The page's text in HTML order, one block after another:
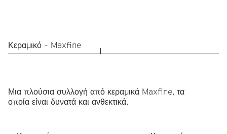
Κεραμικό - Maxfine
Μια πλούσια συλλογή από κεραμικά Maxfine, τα
οποία είναι δυνατά και ανθεκτικά.